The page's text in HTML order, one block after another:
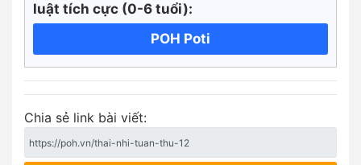
luật tích cực (0-6 tuổi):
POH Poti
Chia sẻ link bài viết: